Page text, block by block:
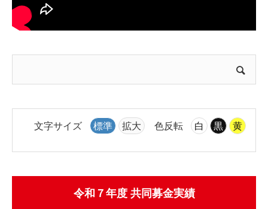
文字サイズ 標準 拡大 色反転 白 黒 黄
令和７年度 共同募金実績